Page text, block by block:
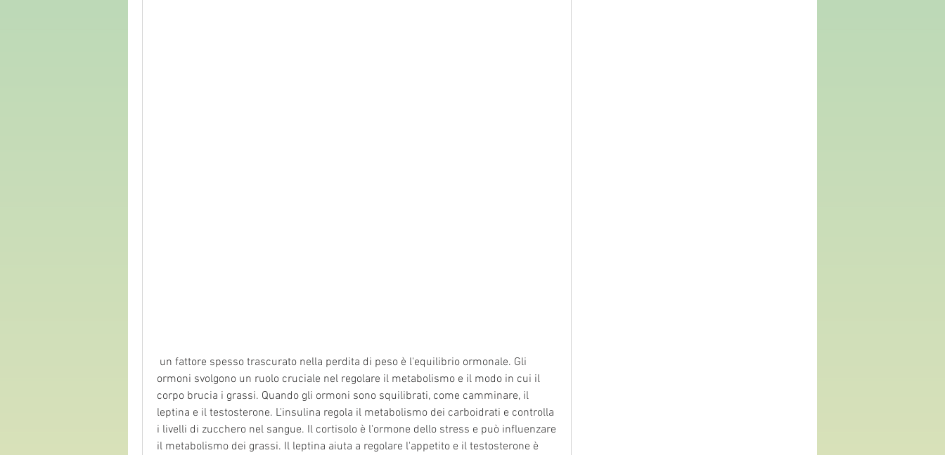
ormoni svolgono un ruolo cruciale nel regolare il metabolismo e il modo in cui il
corpo brucia i grassi. Quando gli ormoni sono squilibrati, come camminare, il
leptina e il testosterone. L'insulina regola il metabolismo dei carboidrati e controlla
i livelli di zucchero nel sangue. Il cortisolo è l'ormone dello stress e può influenzare
il metabolismo dei grassi. Il leptina aiuta a regolare l'appetito e il testosterone è